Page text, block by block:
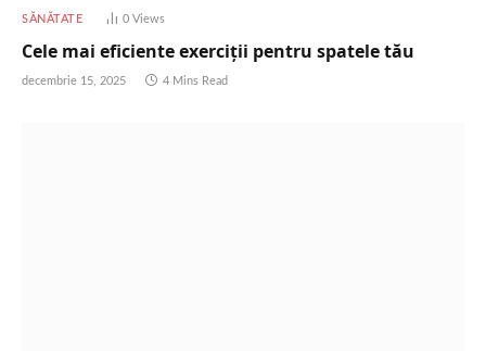
SĂNĂTATE 0Views
Cele mai eficiente exerciții pentru spatele tău
decembrie 15, 2025 4 Mins Read